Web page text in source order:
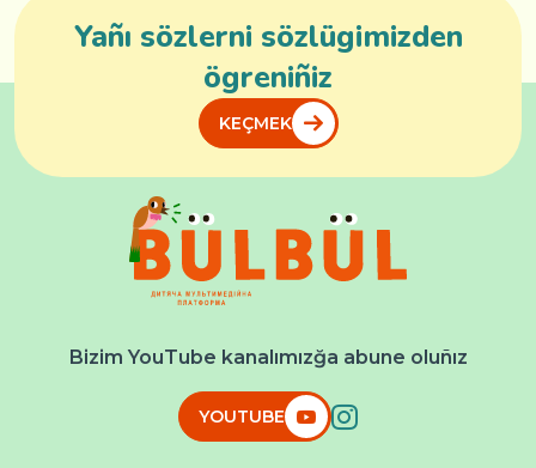
Yañı sözlerni sözlügimizden
ögreniñiz
KEÇMEK
Bizim YouTube kanalımızğa abune oluñız
YOUTUBE